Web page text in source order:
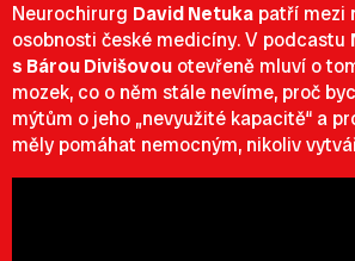
Neurochirurg David Netuka patří mezi
osobnosti české medicíny. V podcastu
s Bárou Divišovou otevřeně mluví o
mozek, co o něm stále nevíme, proč
mýtům o jeho „nevyužité kapacitě“ a
měly pomáhat nemocným, nikoliv